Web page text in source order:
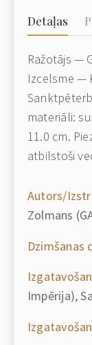
Detaļas
Ražotājs —
Izcelsme —
materiāli:
11.0 cm.
atbilstoši
Autors/
Zolmans
Dzimšanas
Impērija),